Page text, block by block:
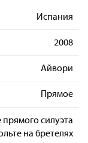
Испания
2008
Айвори
Прямое
прямого силуэта
на бретелях